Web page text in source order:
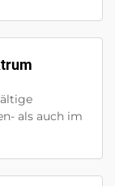
als auch im